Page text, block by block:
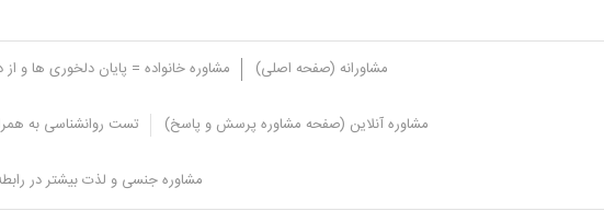
مشاورانه (صفحه اصلی) مشاوره خانواده = پایان دلخوری ها و
مشاوره آنلاین (صفحه مشاوره پرسش و پاسخ) تست روانشناسی به
مشاوره جنسی و لذت بیشتر در